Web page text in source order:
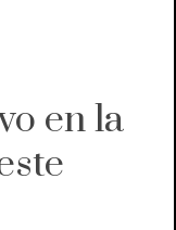
en la